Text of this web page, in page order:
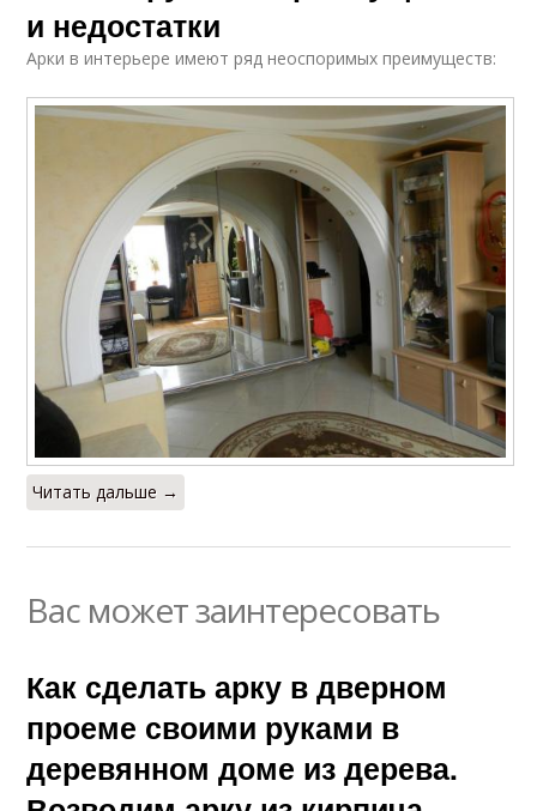
и недостатки
Арки в интерьере имеют ряд неоспоримых преимуществ:
Читать дальше →
Вас может заинтересовать
Как сделать арку в дверном
проеме своими руками в
деревянном доме из дерева.